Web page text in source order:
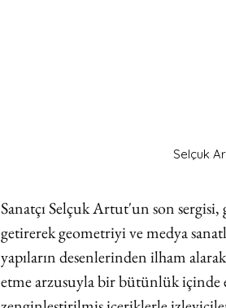
Selçuk
Sanatçı Selçuk Artut'un son
getirerek geometriyi ve medya
yapıların desenlerinden ilham
etme arzusuyla bir bütünlük içinde